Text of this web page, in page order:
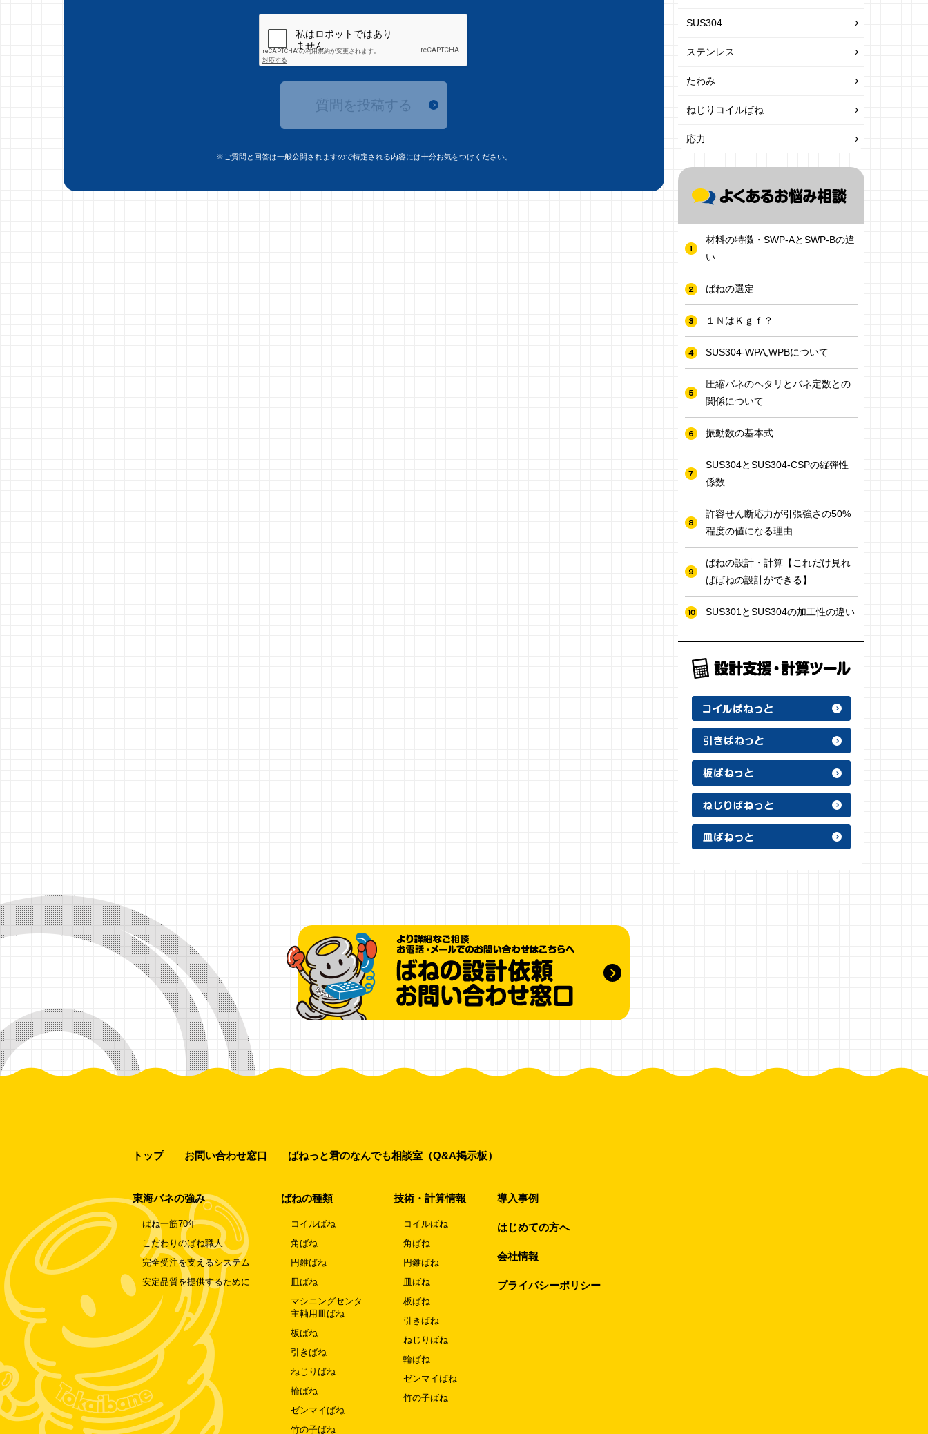
質問を投稿する
※ご質問と回答は一般公開されますので特定される内容には十分お気をつけください。
SUS304
ステンレス
たわみ
ねじりコイルばね
応力
材料の特徴・SWP-AとSWP-Bの違
い
ばねの選定
１ＮはＫｇｆ？
SUS304-WPA,WPBについて
圧縮バネのヘタリとバネ定数との
関係について
振動数の基本式
SUS304とSUS304-CSPの縦弾性
係数
許容せん断応力が引張強さの50%
程度の値になる理由
ばねの設計・計算【これだけ見れ
ばばねの設計ができる】
SUS301とSUS304の加工性の違い
トップ お問い合わせ窓口 ばねっと君のなんでも相談室（Q&A掲示板）
東海バネの強み
ばね一筋70年
こだわりのばね職人
完全受注を支えるシステム
安定品質を提供するために
ばねの種類
コイルばね
角ばね
円錐ばね
皿ばね
マシニングセンタ
主軸用皿ばね
板ばね
引きばね
ねじりばね
輪ばね
ゼンマイばね
竹の子ばね
技術・計算情報
コイルばね
角ばね
円錐ばね
皿ばね
板ばね
引きばね
ねじりばね
輪ばね
ゼンマイばね
竹の子ばね
導入事例
はじめての方へ
会社情報
プライバシーポリシー